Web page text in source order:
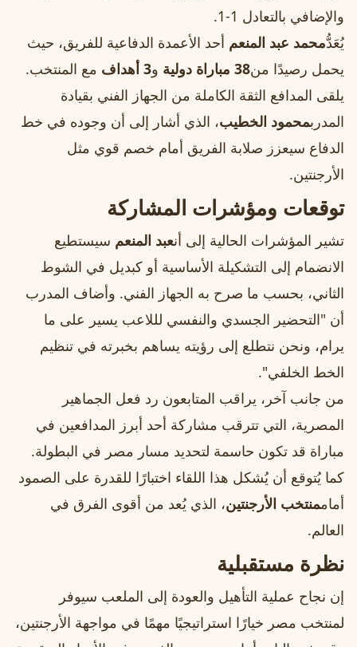
والإضافي بالتعادل 1‑1.
يُعَدُّمحمد عبد المنعم أحد الأعمدة الدفاعية للفريق، حيث
يحمل رصيدًا من38 مباراة دولية و3 أهداف
مع المنتخب.
يلقى المدافع الثقة الكاملة من الجهاز الفني بقيادة
المدربمحمود الخطيب، الذي أشار إلى أن وجوده في خط
الدفاع سيعزز صلابة الفريق أمام خصم قوي مثل
الأرجنتين.
توقعات ومؤشرات المشاركة
تشير المؤشرات الحالية إلى أنعبد المنعم سيستطيع
الانضمام إلى التشكيلة الأساسية أو كبديل في الشوط
الثاني، بحسب ما صرح به الجهاز الفني. وأضاف المدرب
أن "التحضير الجسدي والنفسي لللاعب يسير على ما
يرام، ونحن نتطلع إلى رؤيته يساهم بخبرته في تنظيم
الخط الخلفي".
من جانب آخر، يراقب المتابعون رد فعل الجماهير
المصرية، التي تترقب مشاركة أحد أبرز المدافعين في
مباراة قد تكون حاسمة لتحديد مسار مصر في البطولة.
كما يُتوقع أن يُشكل هذا اللقاء اختبارًا للقدرة على الصمود
أماممنتخب الأرجنتين، الذي يُعد من أقوى الفرق في
العالم.
نظرة مستقبلية
إن نجاح عملية التأهيل والعودة إلى الملعب سيوفر
لمنتخب مصر خيارًا استراتيجيًا مهمًا في مواجهة الأرجنتين،